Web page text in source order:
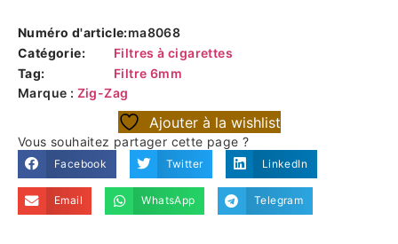
Numéro d'article:ma8068
Catégorie:
Filtres à cigarettes
Tag:
Filtre 6mm
Marque : Zig-Zag
Ajouter à la wishlist
Vous souhaitez partager cette page ?
Facebook Twitter LinkedIn
Email WhatsApp Telegram